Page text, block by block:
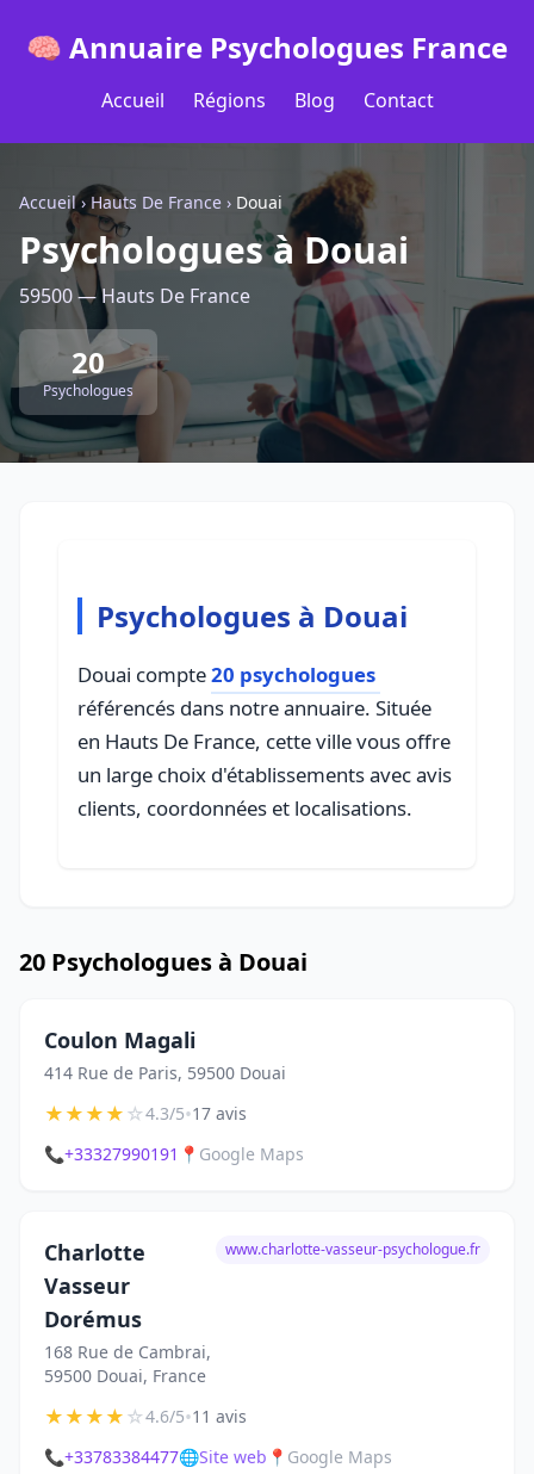
🧠 Annuaire Psychologues France
Accueil Régions Blog Contact
Accueil› Hauts De France › Douai
Psychologues à Douai
59500 — Hauts De France
20
Psychologues
Psychologues à Douai
Douai compte20 psychologues
référencés dans notre annuaire. Située
en Hauts De France, cette ville vous offre
un large choix d'établissements avec avis
clients, coordonnées et localisations.
20 Psychologues à Douai
Coulon Magali
414 Rue de Paris, 59500 Douai
★★★★☆4.3/5•17 avis
📞+33327990191 📍 Google Maps
Charlotte
Vasseur
Dorémus
168 Rue de Cambrai,
59500 Douai, France
www.charlotte-vasseur-psychologue.fr
★★★★☆4.6/5•11 avis
📞+33783384477🌐Site web 📍 Google Maps